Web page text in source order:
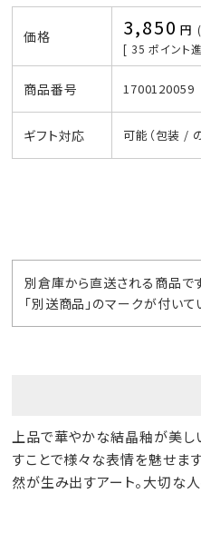
価格 3,850
[ 35 ポイント
商品番号 1700120059
ギフト対応 可能（包装 /
ギフト包装について
包装紙について
包装紙は2種類あります。
A.一般的なギフトに使用する包装
別倉庫から直送される商品です
「別送商品」のマークが付い
上品で華やかな結晶釉が美し
すことで様々な表情を魅せま
然が生み出すアート。大切な